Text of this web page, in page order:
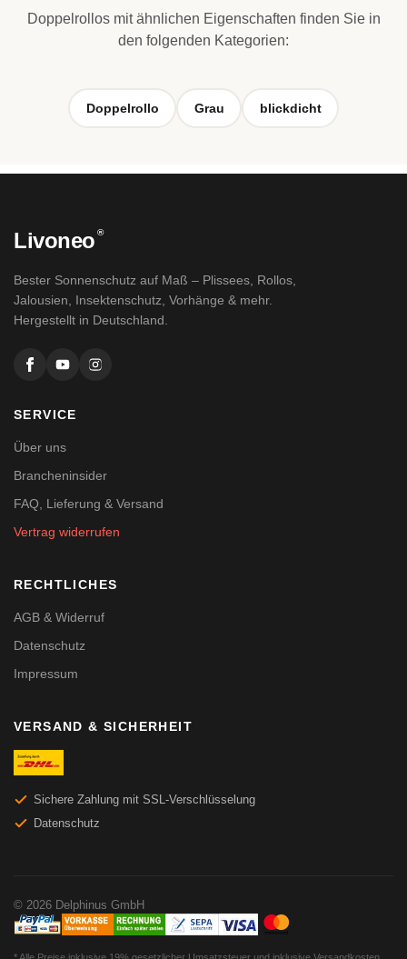
Doppelrollos mit ähnlichen Eigenschaften finden Sie in
den folgenden Kategorien:
Doppelrollo Grau blickdicht
Livoneo ®
Bester Sonnenschutz auf Maß – Plissees, Rollos,
Jalousien, Insektenschutz, Vorhänge & mehr.
Hergestellt in Deutschland.
SERVICE
Über uns
Brancheninsider
FAQ, Lieferung & Versand
Vertrag widerrufen
RECHTLICHES
AGB & Widerruf
Datenschutz
Impressum
VERSAND & SICHERHEIT
Sichere Zahlung mit SSL-Verschlüsselung
Datenschutz
© 2026 Delphinus GmbH